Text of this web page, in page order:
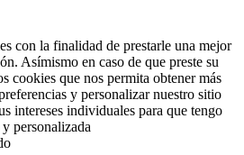
con la finalidad de prestarle una mejor
Asímismo en caso de que preste su
cookies que nos permita obtener más
y personalizar nuestro sitio
intereses individuales para que tengo
personalizada